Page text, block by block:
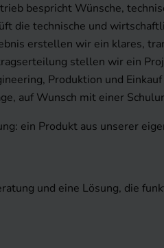
bespricht Wünsche,
die technische und
erstellen wir ein klares,
stellen wir ein
Produktion und
auf Wunsch mit einer
ein Produkt aus unserer
und eine Lösung, die